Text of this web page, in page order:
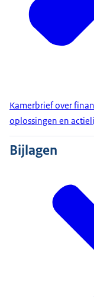
Kamerbrief over
oplossingen en
Bijlagen